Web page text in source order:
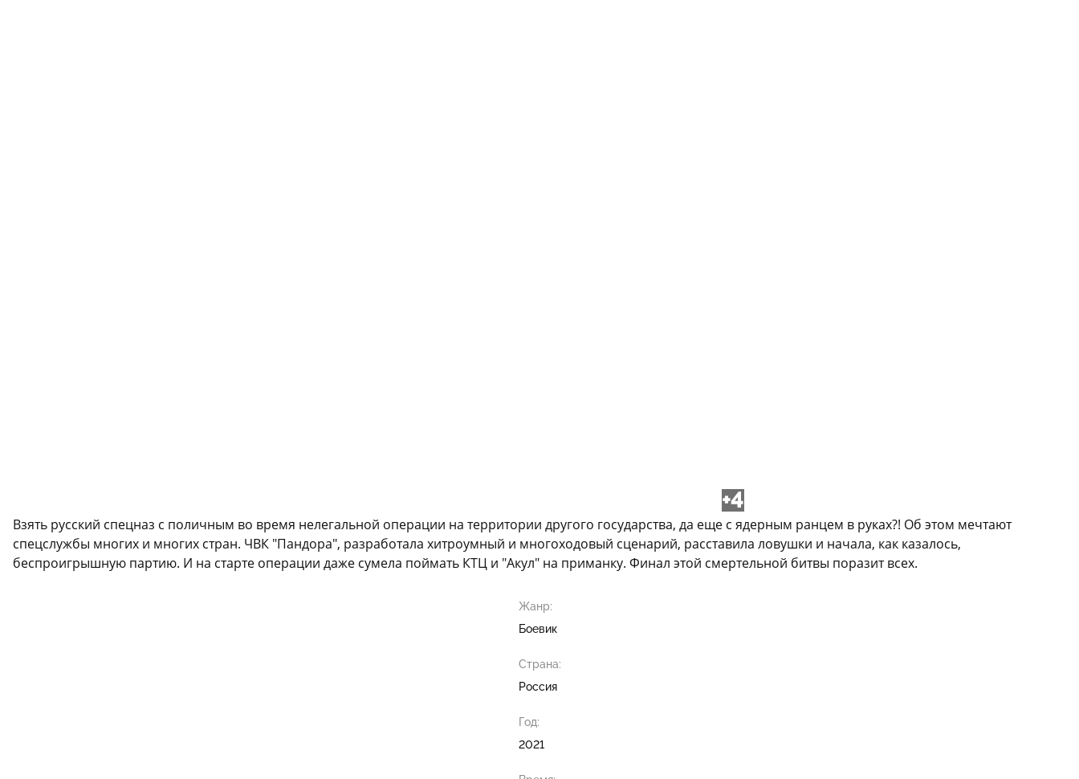
+4
Взять русский спецназ с поличным во время нелегальной операции на территории другого государства, да еще с ядерным ранцем в руках?! Об этом мечтают
спецслужбы многих и многих стран. ЧВК "Пандора", разработала хитроумный и многоходовый сценарий, расставила ловушки и начала, как казалось,
беспроигрышную партию. И на старте операции даже сумела поймать КТЦ и "Акул" на приманку. Финал этой смертельной битвы поразит всех.
Жанр:
Боевик
Страна:
Россия
Год:
2021